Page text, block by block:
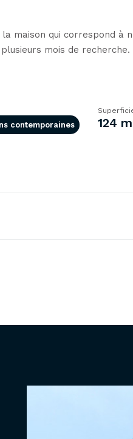
maison qui correspond à
mois de recherche.
contemporaines 124